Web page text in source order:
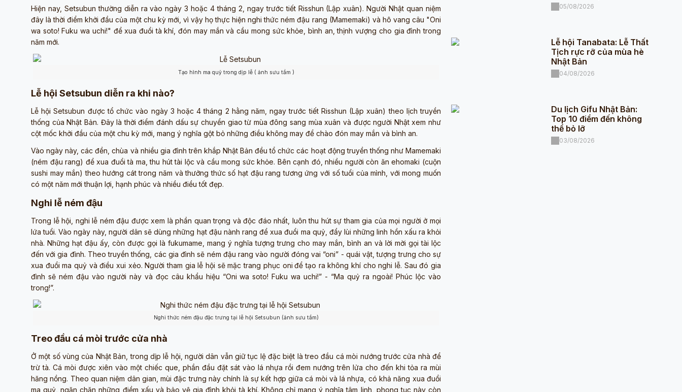
Hiện nay, Setsubun thường diễn ra vào ngày 3 hoặc 4 tháng 2, ngay trước tiết Risshun (Lập xuân). Người Nhật quan niệm
đây là thời điểm khởi đầu của một chu kỳ mới, vì vậy họ thực hiện nghi thức ném đậu rang (Mamemaki) và hô vang câu "Oni
wa soto! Fuku wa uchi!" để xua đuổi tà khí, đón may mắn và cầu mong sức khỏe, bình an, thịnh vượng cho gia đình trong
năm mới.
Tạo hình ma quỷ trong dịp lễ ( ảnh sưu tầm )
Lễ hội Setsubun diễn ra khi nào?
Lễ hội Setsubun được tổ chức vào ngày 3 hoặc 4 tháng 2 hằng năm, ngay trước tiết Risshun (Lập xuân) theo lịch truyền
thống của Nhật Bản. Đây là thời điểm đánh dấu sự chuyển giao từ mùa đông sang mùa xuân và được người Nhật xem như
cột mốc khởi đầu của một chu kỳ mới, mang ý nghĩa gột bỏ những điều không may để chào đón may mắn và bình an.
Vào ngày này, các đền, chùa và nhiều gia đình trên khắp Nhật Bản đều tổ chức các hoạt động truyền thống như Mamemaki
(ném đậu rang) để xua đuổi tà ma, thu hút tài lộc và cầu mong sức khỏe. Bên cạnh đó, nhiều người còn ăn ehomaki (cuộn
sushi may mắn) theo hướng cát trong năm và thưởng thức số hạt đậu rang tương ứng với số tuổi của mình, với mong muốn
có một năm mới thuận lợi, hạnh phúc và nhiều điều tốt đẹp.
Nghi lễ ném đậu
Trong lễ hội, nghi lễ ném đậu được xem là phần quan trọng và độc đáo nhất, luôn thu hút sự tham gia của mọi người ở mọi
lứa tuổi. Vào ngày này, người dân sẽ dùng những hạt đậu nành rang để xua đuổi ma quỷ, đẩy lùi những linh hồn xấu ra khỏi
nhà. Những hạt đậu ấy, còn được gọi là fukumame, mang ý nghĩa tượng trưng cho may mắn, bình an và lời mời gọi tài lộc
đến với gia đình. Theo truyền thống, các gia đình sẽ ném đậu rang vào người đóng vai “oni” - quái vật, tượng trưng cho sự
xua đuổi ma quỷ và điều xui xẻo. Người tham gia lễ hội sẽ mặc trang phục oni để tạo ra không khí cho nghi lễ. Sau đó gia
đình sẽ ném đậu vào người này và đọc câu khẩu hiệu “Oni wa soto! Fuku wa uchi!” - “Ma quỷ ra ngoài! Phúc lộc vào
trong!”.
Nghi thức ném đậu đặc trưng tại lễ hội Setsubun (ảnh sưu tầm)
Treo đầu cá mòi trước cửa nhà
Ở một số vùng của Nhật Bản, trong dịp lễ hội, người dân vẫn giữ tục lệ đặc biệt là treo đầu cá mòi nướng trước cửa nhà để
trừ tà. Cá mòi được xiên vào một chiếc que, phần đầu đặt sát vào lá nhựa rồi đem nướng trên lửa cho đến khi tỏa ra mùi
hăng nồng. Theo quan niệm dân gian, mùi đặc trưng này chính là sự kết hợp giữa cá mòi và lá nhựa, có khả năng xua đuổi
ma quỷ, ngăn chặn những điềm xấu và bảo vệ gia đình khỏi tà khí. Không chỉ mang ý nghĩa tâm linh, phong tục này còn
05/08/2026
Lễ hội Tanabata: Lễ Thất
Tịch rực rỡ của mùa hè
Nhật Bản
04/08/2026
Du lịch Gifu Nhật Bản:
Top 10 điểm đến không
thể bỏ lỡ
03/08/2026